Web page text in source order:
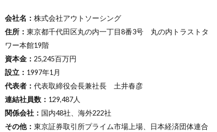
会社名： 株式会社アウトソーシング
住所： 東京都千代田区丸の内一丁目8番3号 丸の内トラストタ
ワー本館19階
資本金： 25,245百万円
設立： 1997年1月
代表者： 代表取締役会長兼社長 土井春彦
連結社員数： 129,487人
関係会社： 国内48社、海外222社
その他： 東京証券取引所プライム市場上場、日本経済団体連合